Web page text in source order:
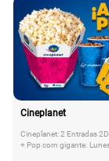
Cineplanet
Cineplanet: 2 Entradas
+ Pop corn gigante.